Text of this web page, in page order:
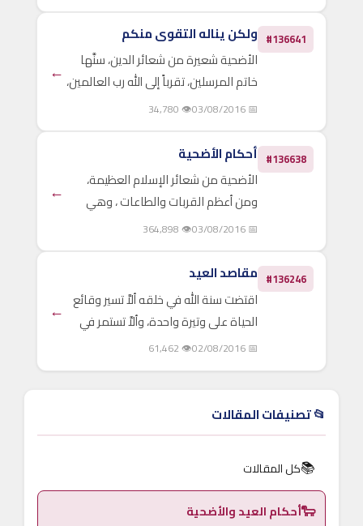
إبراهيم عليه السلام ، فهو أبو الأنبياء ،
وإمام الحنفاء ، وخليل..
#136641 ولكن يناله التقوى منكم
الأضحية شعيرة من شعائر الدين، سنَّها
خاتم المرسلين، تقرباً إلى الله رب العالمين،
وامتناناً لما أسبغ به على عباده المؤمنين
{ولكل أمة جعلنا منسكاً ليذكروا..
📅 03/08/2016
👁 34,780
←
#136638 أحكام الأضحية
الأضحية من شعائر الإسلام العظيمة،
ومن أعظم القربات والطاعات ، وهي
شعار على إخلاص العبادة لله وحده ،
مشروعية الأضحية في الإسلام ، وقد تكلم
أهل العلم في أحكامها..
📅 03/08/2016
👁 364,898
←
#136246 مقاصد العيد
اقتضت سنة الله في خلقه ألاَّ تسير وقائع
الحياة على وتيرة واحدة، وألاَّ تستمر في
رتابة ثابتة، بل جعل التغيير والتنويع من
📅 02/08/2016
👁 61,462
←
📂 تصنيفات المقالات
📚كل المقالات
🐑أحكام العيد والأضحية